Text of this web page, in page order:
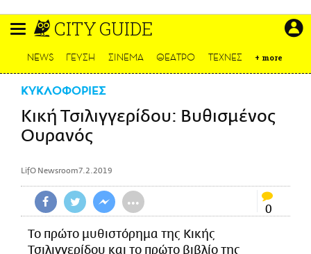
περιεχόμενο
CITY GUIDE
LIFO SHOP
NEWSLETTER
ΕΙΔΗΣΕΙΣ
CULTURE
ΑΠΟΨΕΙΣ
ΤΡΟΠΟΣ ΖΩΗΣ
PODCASTS
NEWS ΓΕΥΣΗ ΣΙΝΕΜΑ ΘΕΑΤΡΟ ΤΕΧΝΕΣ + more
ΚΥΚΛΟΦΟΡΙΕΣ
Κική Τσιλιγγερίδου: Βυθισμένος
Ουρανός
LifO Newsroom7.2.2019
•••
0
Το πρώτο μυθιστόρημα της Κικής
Τσιλιγγερίδου και το πρώτο βιβλίο της